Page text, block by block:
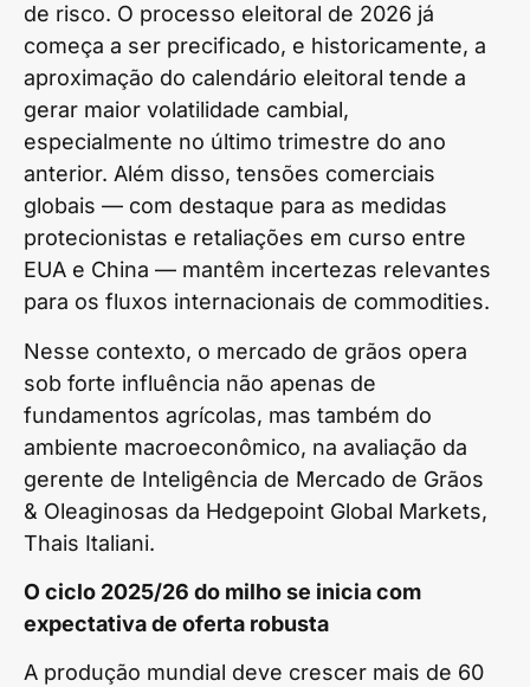
de risco. O processo eleitoral de 2026 já
começa a ser precificado, e historicamente, a
aproximação do calendário eleitoral tende a
gerar maior volatilidade cambial,
especialmente no último trimestre do ano
anterior. Além disso, tensões comerciais
globais — com destaque para as medidas
protecionistas e retaliações em curso entre
EUA e China — mantêm incertezas relevantes
para os fluxos internacionais de commodities.
Nesse contexto, o mercado de grãos opera
sob forte influência não apenas de
fundamentos agrícolas, mas também do
ambiente macroeconômico, na avaliação da
gerente de Inteligência de Mercado de Grãos
& Oleaginosas da Hedgepoint Global Markets,
Thais Italiani.
O ciclo 2025/26 do milho se inicia com
expectativa de oferta robusta
A produção mundial deve crescer mais de 60